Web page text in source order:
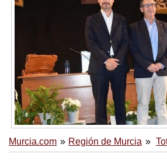
Murcia.com Región de Murcia